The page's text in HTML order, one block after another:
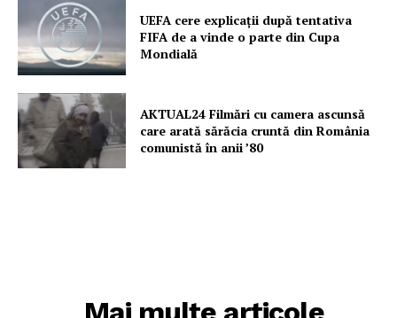
UEFA cere explicații după tentativa
FIFA de a vinde o parte din Cupa
Mondială
AKTUAL24 Filmări cu camera ascunsă
care arată sărăcia cruntă din România
comunistă în anii ’80